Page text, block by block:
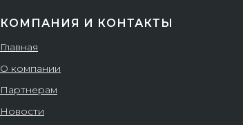
КОМПАНИЯ И КОНТАКТЫ
Главная
О компании
Партнерам
Новости